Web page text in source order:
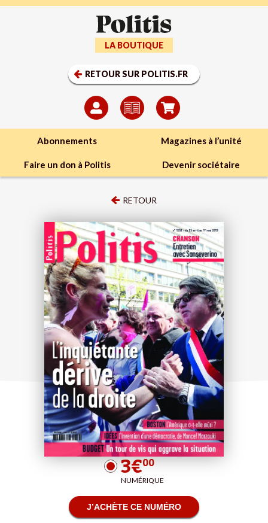
RETOUR SUR POLITIS.FR
LA BOUTIQUE
Abonnements Magazines à l’unité
Faire un don à Politis Devenir sociétaire
RETOUR
3€00
NUMÉRIQUE
J’ACHÈTE CE NUMÉRO